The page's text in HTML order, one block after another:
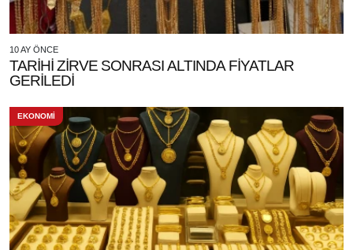
10 AY ÖNCE
TARİHİ ZİRVE SONRASI ALTINDA FİYATLAR
GERİLEDİ
EKONOMİ